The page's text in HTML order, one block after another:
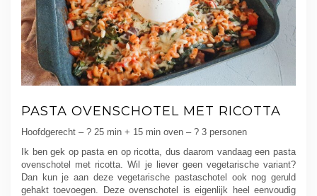
PASTA OVENSCHOTEL MET RICOTTA
Hoofdgerecht – ? 25 min + 15 min oven – ? 3 personen
Ik ben gek op pasta en op ricotta, dus daarom vandaag een pasta
ovenschotel met ricotta. Wil je liever geen vegetarische variant?
Dan kun je aan deze vegetarische pastaschotel ook nog geruld
gehakt toevoegen. Deze ovenschotel is eigenlijk heel eenvoudig